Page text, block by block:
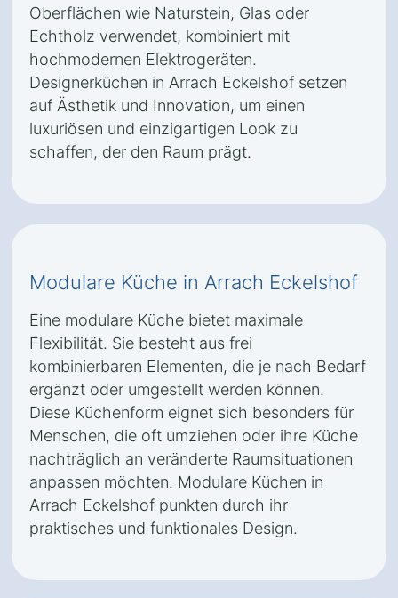
Oberflächen wie Naturstein, Glas oder
Echtholz verwendet, kombiniert mit
hochmodernen Elektrogeräten.
Designerküchen in Arrach Eckelshof setzen
auf Ästhetik und Innovation, um einen
luxuriösen und einzigartigen Look zu
schaffen, der den Raum prägt.
Modulare Küche in Arrach Eckelshof
Eine modulare Küche bietet maximale
Flexibilität. Sie besteht aus frei
kombinierbaren Elementen, die je nach Bedarf
ergänzt oder umgestellt werden können.
Diese Küchenform eignet sich besonders für
Menschen, die oft umziehen oder ihre Küche
nachträglich an veränderte Raumsituationen
anpassen möchten. Modulare Küchen in
Arrach Eckelshof punkten durch ihr
praktisches und funktionales Design.